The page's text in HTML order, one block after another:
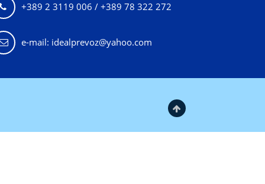
 +389 2 3119 006 / +389 78 322 272
e-mail: idealprevoz@yahoo.com